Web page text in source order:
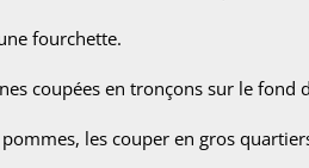
fourchette.
coupées en tronçons sur le fond
les couper en gros